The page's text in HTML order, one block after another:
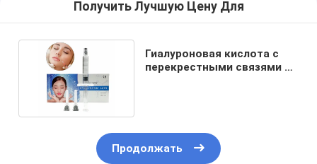
Получить Лучшую Цену Для
Гиалуроновая кислота с
перекрестными связями 1
Продолжать